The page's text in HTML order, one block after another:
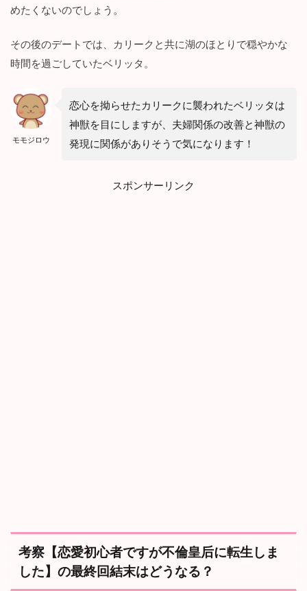
めたくないのでしょう。
その後のデートでは、カリークと共に湖のほとりで穏やかな
時間を過ごしていたベリッタ。
モモジロウ
恋心を拗らせたカリークに襲われたベリッタは
神獣を目にしますが、夫婦関係の改善と神獣の
発現に関係がありそうで気になります！
スポンサーリンク
考察【恋愛初心者ですが不倫皇后に転生しま
した】の最終回結末はどうなる？